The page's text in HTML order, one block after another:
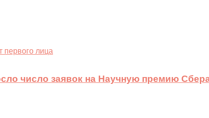
первого лица
число заявок на Научную премию